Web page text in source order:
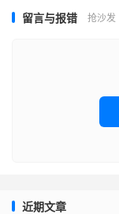
留言与报错 抢沙发
近期文章